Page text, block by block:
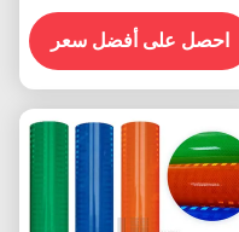
عاكس للضوء فينيل لافتات
الطرق
احصل على أفضل سعر